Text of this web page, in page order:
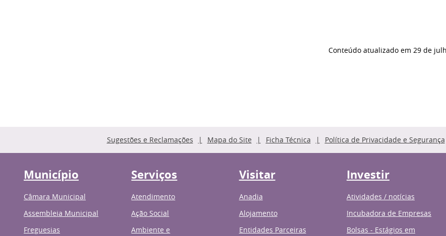
Conteúdo atualizado em 29 de
Sugestões e Reclamações Mapa do Site Ficha Técnica Política de Privacidade e Segurança
Município
Câmara Municipal
Assembleia Municipal
Freguesias
Serviços
Atendimento
Ação Social
Ambiente e
Visitar
Anadia
Alojamento
Entidades Parceiras
Investir
Atividades / notícias
Incubadora de Empresas
Bolsas - Estágios em